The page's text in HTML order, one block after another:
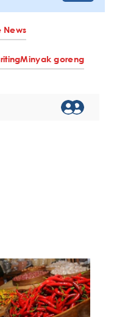
News
Minyak goreng